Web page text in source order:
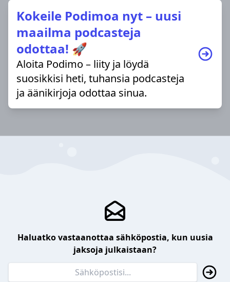
Kokeile Podimoa nyt – uusi
maailma podcasteja
odottaa! 🚀
Aloita Podimo – liity ja löydä
suosikkisi heti, tuhansia podcasteja
ja äänikirjoja odottaa sinua.
Haluatko vastaanottaa sähköpostia, kun uusia
jaksoja julkaistaan?